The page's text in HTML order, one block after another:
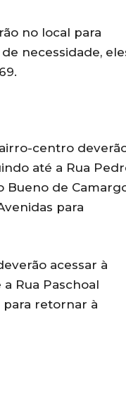
no local para
necessidade,
centro
até a Rua
Bueno de
para
acessar à
Rua Paschoal
para retornar à